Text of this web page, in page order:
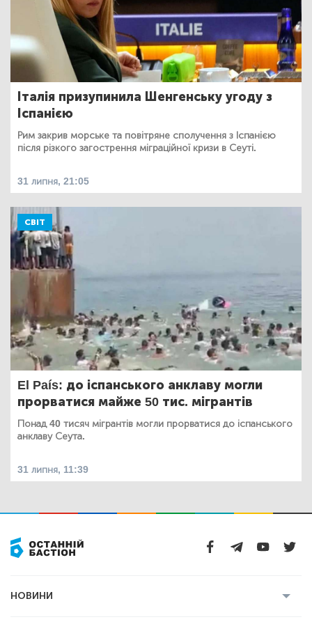
Італія призупинила Шенгенську угоду з
Іспанією
Рим закрив морське та повітряне сполучення з Іспанією
після різкого загострення міграційної кризи в Сеуті.
31 липня, 21:05
СВІТ
El País: до іспанського анклаву могли
прорватися майже 50 тис. мігрантів
Понад 40 тисяч мігрантів могли прорватися до іспанського
анклаву Сеута.
31 липня, 11:39
НОВИНИ